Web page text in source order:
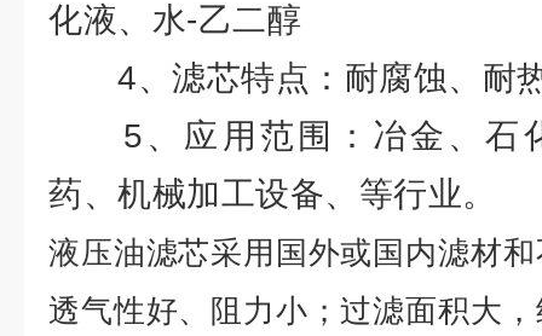
化液、水-乙二醇
4、滤芯特点：耐腐蚀、耐
5、应用范围：冶金、石
药、机械加工设备、等行业。
液压油滤芯采用国外或国内滤材
透气性好、阻力小；过滤面积大